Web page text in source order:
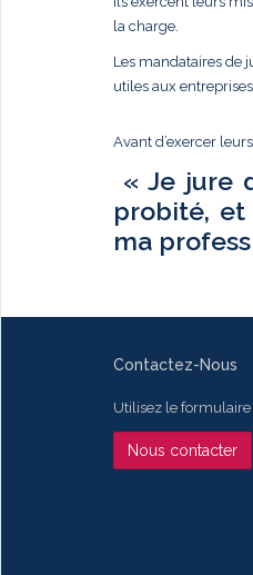
la charge.
Les mandataires de
utiles aux
Avant d’exercer
« Je jure
probité,
ma
Contactez-Nous
Utilisez le
Nous contacter